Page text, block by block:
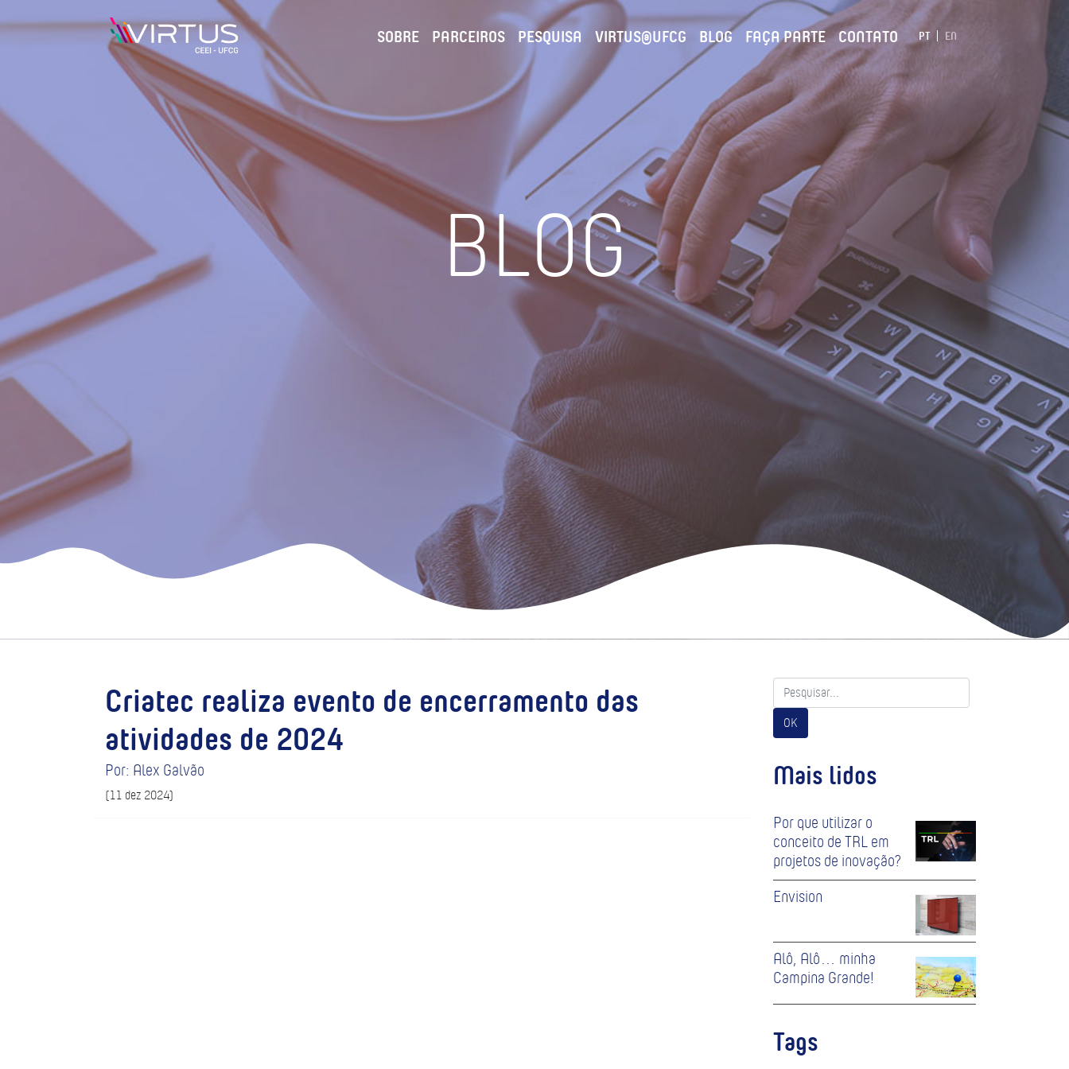
SOBRE PARCEIROS PESQUISA VIRTUS@UFCG BLOG FAÇA PARTE CONTATO PT EN
BLOG
Criatec realiza evento de encerramento das
atividades de 2024
Por: Alex Galvão
(11 dez 2024)
OK
Mais lidos
Por que utilizar o
conceito de TRL em
projetos de inovação?
Envision
Alô, Alô… minha
Campina Grande!
Tags